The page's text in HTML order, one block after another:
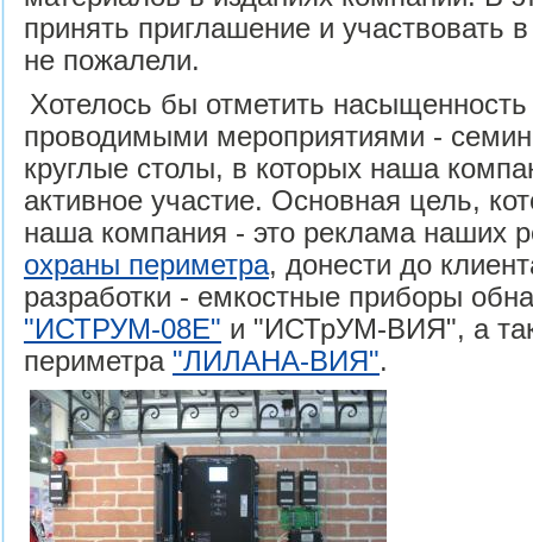
принять приглашение и участвовать
не пожалели.
Хотелось бы отметить
проводимыми мероприятиями -
круглые столы, в которых наша
активное участие. Основная цель,
наша компания - это реклама наших
охраны периметра, донести до
разработки - емкостные приборы
"ИСТРУМ-08Е" и "ИСТрУМ-ВИЯ", а
периметра "ЛИЛАНА-ВИЯ".